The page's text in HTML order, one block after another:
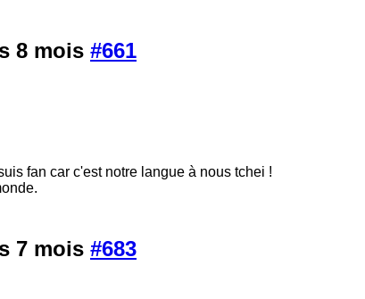
8 mois #661
fan car c'est notre langue à nous tchei !
7 mois #683